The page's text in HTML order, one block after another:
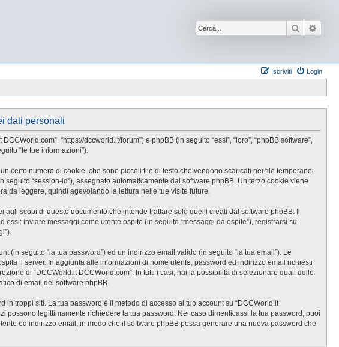
Cerca
Login
Iscriviti
dati personali
“https://dccworld.it/forum”) e phpBB (in seguito “essi”, “loro”, “phpBB software”,
“le tue informazioni”).
certo numero di cookie, che sono piccoli file di testo che vengono scaricati nei file temporanei
“session-id”), assegnato automaticamente dal software phpBB. Un terzo cookie viene
da leggere, quindi agevolando la lettura nelle tue visite future.
scopi di questo documento che intende trattare solo quelli creati dal software phpBB. Il
inviare messaggi come utente ospite (in seguito “messaggi da ospite”), registrarsi su
(in seguito “la tua password”) ed un indirizzo email valido (in seguito “la tua email”). Le
il server. In aggiunta alle informazioni di nome utente, password ed indirizzo email richiesti
di “DCCWorld.it DCCWorld.com”. In tutti i casi, hai la possibilità di selezionare quali delle
di email del software phpBB.
troppi siti. La tua password è il metodo di accesso al tuo account su “DCCWorld.it
possono legittimamente richiedere la tua password. Nel caso dimenticassi la tua password, puoi
ed indirizzo email, in modo che il software phpBB possa generare una nuova password che